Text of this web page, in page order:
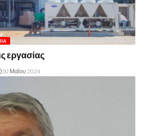
εργασίας
10 Μαΐου 2024